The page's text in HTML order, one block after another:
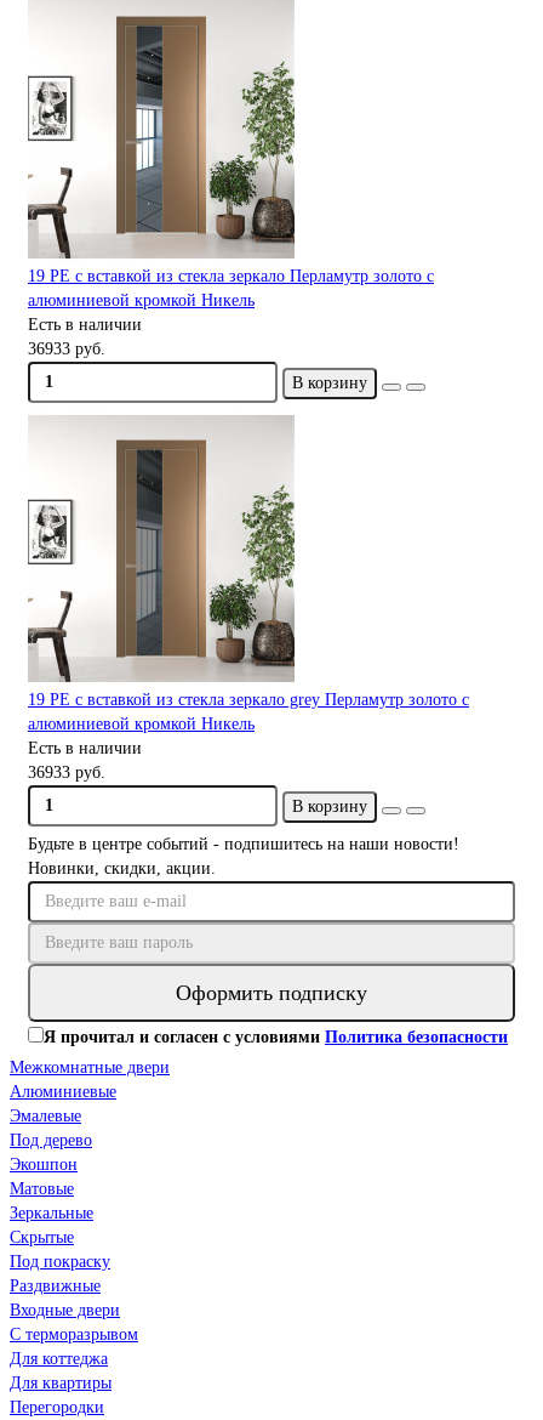
19 PE с вставкой из стекла зеркало Перламутр золото с
алюминиевой кромкой Никель
Есть в наличии
36933 руб.
В корзину
19 PE с вставкой из стекла зеркало grey Перламутр золото с
алюминиевой кромкой Никель
Есть в наличии
36933 руб.
В корзину
Будьте в центре событий - подпишитесь на наши новости!
Новинки, скидки, акции.
Оформить подписку
Я прочитал и согласен с условиями Политика безопасности
Межкомнатные двери
Алюминиевые
Эмалевые
Под дерево
Экошпон
Матовые
Зеркальные
Скрытые
Под покраску
Раздвижные
Входные двери
С терморазрывом
Для коттеджа
Для квартиры
Перегородки